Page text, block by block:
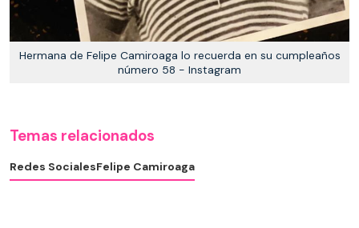
Hermana de Felipe Camiroaga lo recuerda en su cumpleaños
número 58 - Instagram
Temas relacionados
Redes SocialesFelipe Camiroaga